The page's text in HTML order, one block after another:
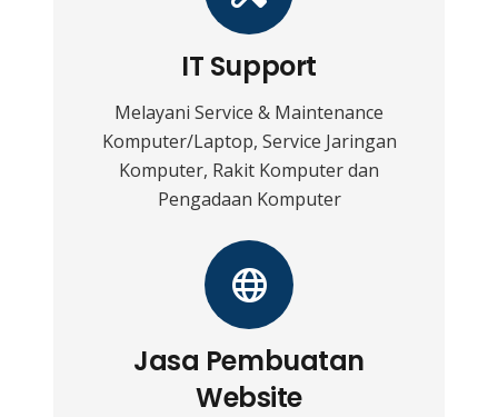
IT Support
Melayani Service & Maintenance
Komputer/Laptop, Service Jaringan
Komputer, Rakit Komputer dan
Pengadaan Komputer
Jasa Pembuatan
Website